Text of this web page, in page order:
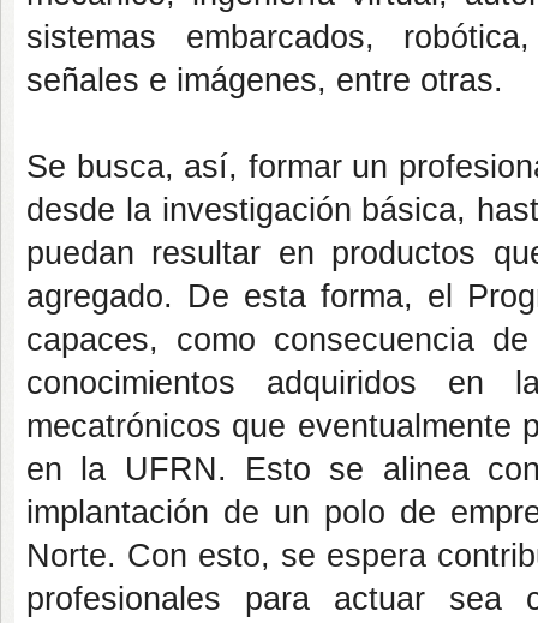
sistemas embarcados,
señales e imágenes, entre otras.
Se busca, así, formar un
desde la investigación básica,
puedan resultar en productos
agregado. De esta forma, el
capaces, como consecuencia
conocimientos adquiridos en
mecatrónicos que eventualmente
en la UFRN. Esto se alinea
implantación de un polo de
Norte. Con esto, se espera
profesionales para actuar sea